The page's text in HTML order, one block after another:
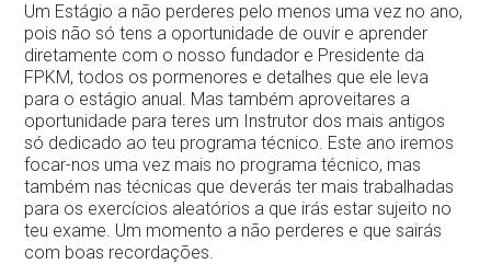
Um Estágio a não perderes pelo menos uma vez no ano,
pois não só tens a oportunidade de ouvir e aprender
diretamente com o nosso fundador e Presidente da
FPKM, todos os pormenores e detalhes que ele leva
para o estágio anual. Mas também aproveitares a
oportunidade para teres um Instrutor dos mais antigos
só dedicado ao teu programa técnico. Este ano iremos
focar-nos uma vez mais no programa técnico, mas
também nas técnicas que deverás ter mais trabalhadas
para os exercícios aleatórios a que irás estar sujeito no
teu exame. Um momento a não perderes e que sairás
com boas recordações.